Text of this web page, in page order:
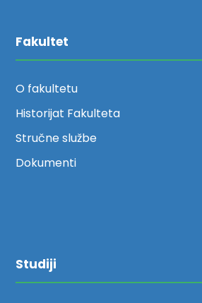
Fakultet
O fakultetu
Historijat Fakulteta
Stručne službe
Dokumenti
Studiji